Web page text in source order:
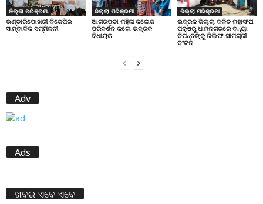
ଜିଲ୍ଲା ପରିକ୍ରମା
ଭଣ୍ଡାରିପୋଖରୀ ବିଜେପିର
ସାମ୍ବାଦିକ ସମ୍ମିଳନୀ
ଜିଲ୍ଲା ପରିକ୍ରମା
ଆଗରପଡା ମହିଳା କଲେଜ
ପରିଦର୍ଶନ କଲେ ଭଦ୍ରକ
ବିଧାୟକ
ଜିଲ୍ଲା ପରିକ୍ରମା
ଭଦ୍ରକ ଜିଲ୍ଲା ଦଳିତ ମହାସଂଘ
ପକ୍ଷରୁ ଧାମନଗରରେ ବନ୍ୟା
ବିପନ୍ନଙ୍କୁ ରିଲିଫ ସାମଗ୍ରୀ
ବଂଟନ
Adv
Ads
ଖବର ଏବେ ଏବେ